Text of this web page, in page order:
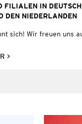
IN
DEN NIEDERLANDEN
sich! Wir freuen uns